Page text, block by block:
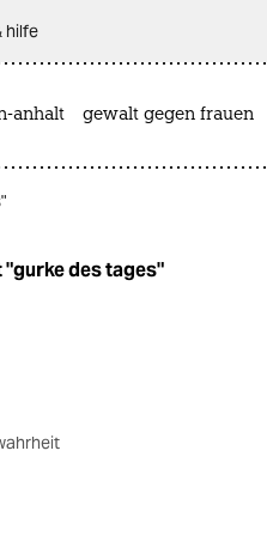
hilfe
anhalt gewalt gegen frauen
"gurke des tages"